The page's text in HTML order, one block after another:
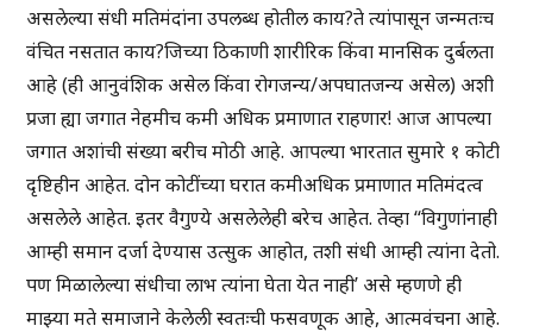
असलेल्या संधी मतिमंदांना उपलब्ध होतील काय?ते त्यांपासून जन्मतःच
वंचित नसतात काय?जिच्या ठिकाणी शारीरिक किंवा मानसिक दुर्बलता
आहे (ही आनुवंशिक असेल किंवा रोगजन्य/अपघातजन्य असेल) अशी
प्रजा ह्या जगात नेहमीच कमी अधिक प्रमाणात राहणार! आज आपल्या
जगात अशांची संख्या बरीच मोठी आहे. आपल्या भारतात सुमारे १ कोटी
दृष्टिहीन आहेत. दोन कोटींच्या घरात कमीअधिक प्रमाणात मतिमंदत्व
असलेले आहेत. इतर वैगुण्ये असलेलेही बरेच आहेत. तेव्हा ‘‘विगुणांनाही
आम्ही समान दर्जा देण्यास उत्सुक आहोत, तशी संधी आम्ही त्यांना देतो.
पण मिळालेल्या संधीचा लाभ त्यांना घेता येत नाही’ असे म्हणणे ही
माझ्या मते समाजाने केलेली स्वतःची फसवणूक आहे, आत्मवंचना आहे.